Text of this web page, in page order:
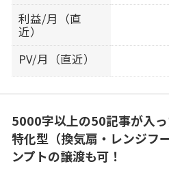
利益/月（直
近）
PV/月（直近）
5000字以上の50記事が入
特化型（換気扇・レンジフ
ンプトの譲渡も可！